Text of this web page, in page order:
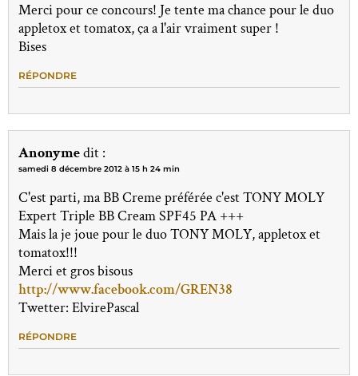
Merci pour ce concours! Je tente ma chance pour le duo
appletox et tomatox, ça a l'air vraiment super !
Bises
RÉPONDRE
Anonymedit :
samedi 8 décembre 2012 à 15 h 24 min
C'est parti, ma BB Creme préférée c'est TONY MOLY
Expert Triple BB Cream SPF45 PA +++
Mais la je joue pour le duo TONY MOLY, appletox et
tomatox!!!
Merci et gros bisous
http://www.facebook.com/GREN38
Twetter: ElvirePascal
RÉPONDRE